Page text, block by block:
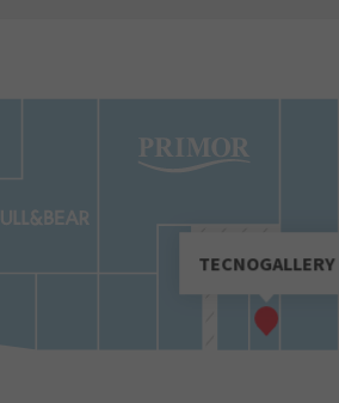
TECNOGALLERY